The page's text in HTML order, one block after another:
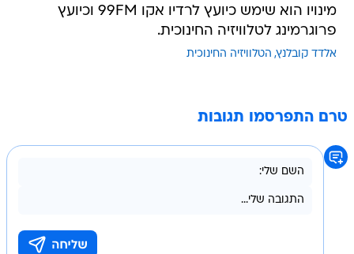
מינויו הוא שימש כיועץ לרדיו אקו 99FM וכיועץ
פרוגרמינג לטלוויזיה החינוכית.
אלדד קובלנץ הטלוויזיה החינוכית
טרם התפרסמו תגובות